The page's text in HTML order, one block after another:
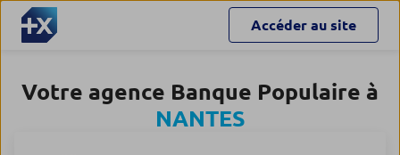
Accéder au site
Votre agence Banque Populaire à
NANTES